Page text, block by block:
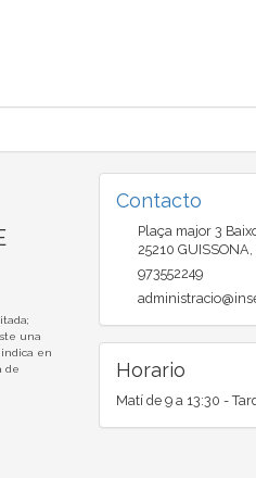
una
indica en
de
Contacto
Plaça major 3
25210 GUISSONA,
973552249
Horario
Matí de 9 a 13:30 -